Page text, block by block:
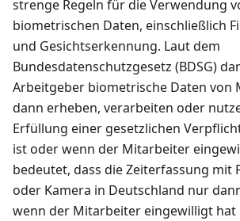
strenge Regeln für die Verwendung
biometrischen Daten, einschließlich
und Gesichtserkennung. Laut dem
Bundesdatenschutzgesetz (BDSG)
Arbeitgeber biometrische Daten von
dann erheben, verarbeiten oder
Erfüllung einer gesetzlichen
ist oder wenn der Mitarbeiter
bedeutet, dass die Zeiterfassung mit
oder Kamera in Deutschland nur
wenn der Mitarbeiter eingewilligt hat